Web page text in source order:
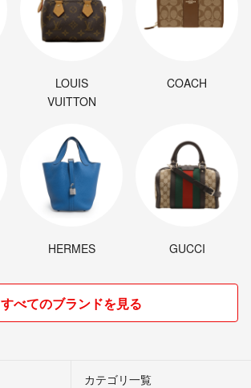
LOUIS
VUITTON
COACH
HERMES GUCCI
すべてのブランドを見る
カテゴリ一覧